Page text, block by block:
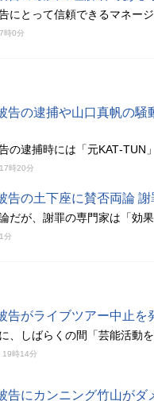
にとって信頼できるマネー
7時0分
告の逮捕や山口真帆の
の逮捕時には「元KAT‐TUN
17時20分
告の土下座に賛否両論 謝
だが、謝罪の専門家は「効
分
告がライブツアー中止を
、しばらくの間「芸能活動
19時14分
告にカンニング竹山がダ